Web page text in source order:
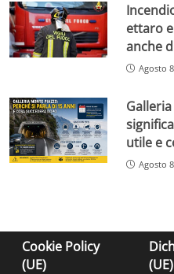
ettaro
anche
Agosto
utile e
Agosto
Cookie Policy
(UE)
(UE)